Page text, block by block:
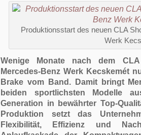
Produktionsstart des neuen CLA
Werk
Wenige Monate nach dem
Mercedes-Benz Werk Kecskemét
Brake vom Band. Damit bringt
beiden sportlichsten Modelle
Generation in bewährter Top-
Produktion setzt das
Flexibilität, Effizienz und